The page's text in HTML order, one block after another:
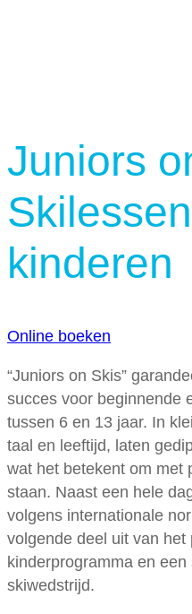
Juniors
kinderen
Online boeken
“Juniors on Skis”
succes voor beginnende
tussen 6 en 13 jaar. In
taal en leeftijd, laten
wat het betekent om met
staan. Naast een hele
volgens internationale
volgende deel uit van
kinderprogramma en
skiwedstrijd.